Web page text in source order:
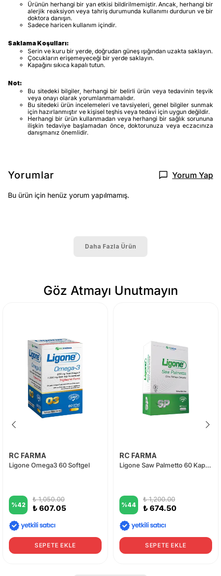
Ürünün herhangi bir yan etkisi bildirilmemiştir. Ancak, herhangi bir
alerjik reaksiyon veya tahriş durumunda kullanımı durdurun ve bir
doktora danışın.
Sadece haricen kullanım içindir.
Saklama Koşulları:
Serin ve kuru bir yerde, doğrudan güneş ışığından uzakta saklayın.
Çocukların erişemeyeceği bir yerde saklayın.
Kapağını sıkıca kapalı tutun.
Not:
Bu sitedeki bilgiler, herhangi bir belirli ürün veya tedavinin teşvik
veya onayı olarak yorumlanmamalıdır.
Bu sitedeki ürün incelemeleri ve tavsiyeleri, genel bilgiler sunmak
için hazırlanmıştır ve kişisel teşhis veya tedavi için uygun değildir.
Herhangi bir ürün kullanmadan veya herhangi bir sağlık sorununa
ilişkin tedaviye başlamadan önce, doktorunuza veya eczacınıza
danışmanız önemlidir.
Yorumlar Yorum Yap
Bu ürün için henüz yorum yapılmamış.
Daha Fazla Ürün
Göz Atmayı Unutmayın
RC FARMA
Ligone Omega3 60 Softgel
%42
₺ 1,050.00
₺ 607.05
SEPETE EKLE
RC FARMA
Ligone Saw Palmetto 60 Kapsül
%44
₺ 1,200.00
₺ 674.50
SEPETE EKLE